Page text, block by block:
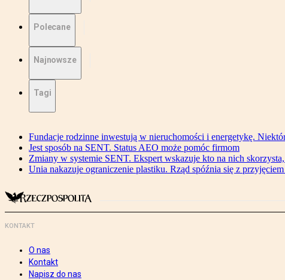
Polecane
Najnowsze
Tagi
Fundacje rodzinne inwestują w nieruchomości i energetykę.
Jest sposób na SENT. Status AEO może pomóc firmom
Zmiany w systemie SENT. Ekspert wskazuje kto na nich
Unia nakazuje ograniczenie plastiku. Rząd spóźnia się z
KONTAKT
O nas
Kontakt
Napisz do nas